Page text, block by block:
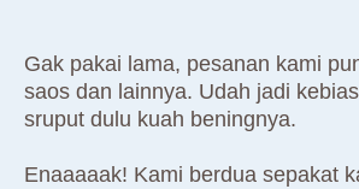
Gak pakai lama, pesanan kami
saos dan lainnya. Udah jadi
sruput dulu kuah beningnya.
Enaaaaak! Kami berdua sepakat